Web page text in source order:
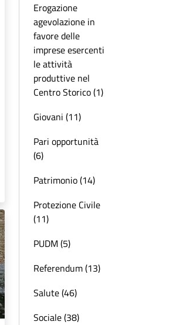
Erogazione
agevolazione in
favore delle
imprese esercenti
le attività
produttive nel
Centro Storico (1)
Giovani (11)
Pari opportunità
(6)
Patrimonio (14)
Protezione Civile
(11)
PUDM (5)
Referendum (13)
Salute (46)
Sociale (38)